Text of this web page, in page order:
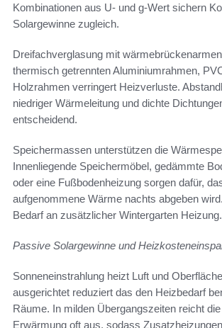
Kombinationen aus U- und g-Wert sichern
Solargewinne zugleich.
Dreifachverglasung mit
thermisch getrennten Aluminiumrahmen,
Holzrahmen verringert Heizverluste.
niedriger Wärmeleitung und dichte
entscheidend.
Speichermassen unterstützen die
Innenliegende Speichermöbel, gedämmte
oder eine Fußbodenheizung sorgen dafür,
aufgenommene Wärme nachts abgeben
Bedarf an zusätzlicher Wintergarten Heizung.
Passive Solargewinne und
Sonneneinstrahlung heizt Luft und
ausgerichtet reduziert das den Heizbedarf
Räume. In milden Übergangszeiten reicht
Erwärmung oft aus, sodass